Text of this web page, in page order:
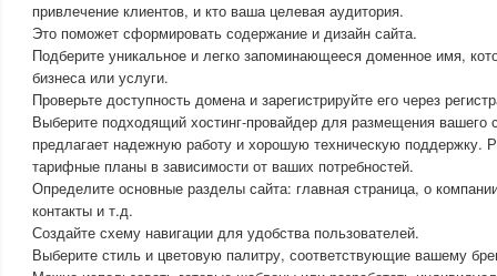
привлечение клиентов, и кто ваша целевая аудитория.
Это поможет сформировать содержание и дизайн сайта.
Подберите уникальное и легко запоминающееся доменное имя,
бизнеса или услуги.
Проверьте доступность домена и зарегистрируйте его через
Выберите подходящий хостинг-провайдер для размещения вашего
предлагает надежную работу и хорошую техническую поддержку.
тарифные планы в зависимости от ваших потребностей.
Определите основные разделы сайта: главная страница, о
контакты и т.д.
Создайте схему навигации для удобства пользователей.
Выберите стиль и цветовую палитру, соответствующие вашему